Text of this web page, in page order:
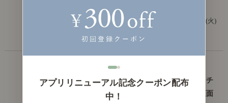
2024年12月17日(火)
リセノ品質管理部
【動画解説つき】ペーパーコードチ
ェアのお手入れ方法を解説！ 座面
アプリリニューアル記念クーポン配布
中！